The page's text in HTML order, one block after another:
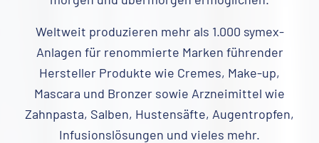
Weltweit produzieren mehr als 1.000 symex-
Anlagen für renommierte Marken führender
Hersteller Produkte wie Cremes, Make-up,
Mascara und Bronzer sowie Arzneimittel wie
Zahnpasta, Salben, Hustensäfte, Augentropfen,
Infusionslösungen und vieles mehr.